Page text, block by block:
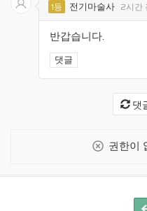
1등 전기마술사 2시간
반갑습니다.
댓글
댓
권한이